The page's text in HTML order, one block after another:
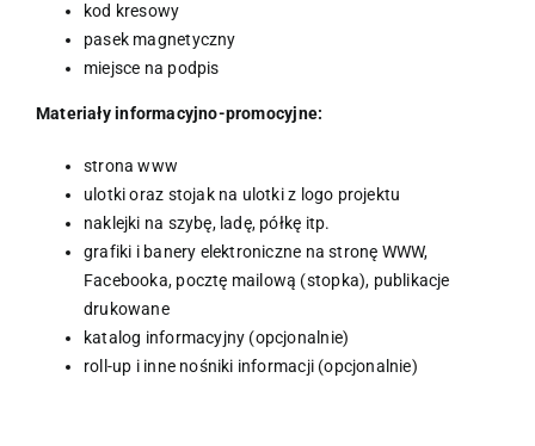
kod kresowy
pasek magnetyczny
miejsce na podpis
Materiały informacyjno-promocyjne:
strona www
ulotki oraz stojak na ulotki z logo projektu
naklejki na szybę, ladę, półkę itp.
grafiki i banery elektroniczne na stronę WWW,
Facebooka, pocztę mailową (stopka), publikacje
drukowane
katalog informacyjny (opcjonalnie)
roll-up i inne nośniki informacji (opcjonalnie)